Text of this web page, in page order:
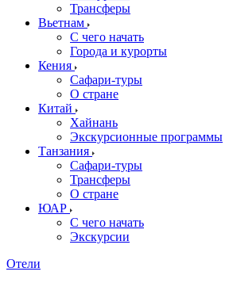
Трансферы
Вьетнам
С чего начать
Города и курорты
Кения
Сафари-туры
О стране
Китай
Хайнань
Экскурсионные программы
Танзания
Сафари-туры
Трансферы
О стране
ЮАР
С чего начать
Экскурсии
Отели